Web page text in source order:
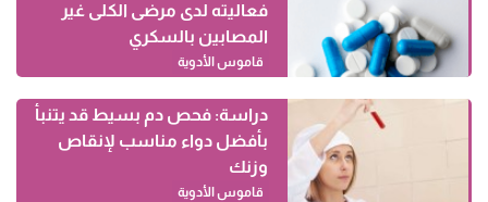
فعاليته لدى مرضى الكلى غير
المصابين بالسكري
قاموس الأدوية
دراسة: فحص دم بسيط قد يتنبأ
بأفضل دواء مناسب لإنقاص
وزنك
قاموس الأدوية